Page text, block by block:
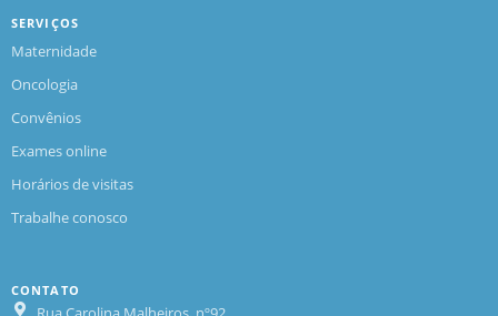
SERVIÇOS
Maternidade
Oncologia
Convênios
Exames online
Horários de visitas
Trabalhe conosco
CONTATO